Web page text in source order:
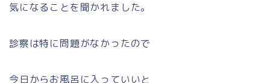
気になることを聞かれました。
診察は特に問題がなかったので
今日からお風呂に入っていいと